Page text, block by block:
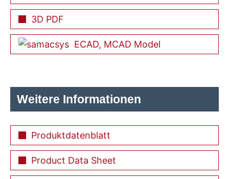
3D PDF
ECAD, MCAD Model
Weitere Informationen
Produktdatenblatt
Product Data Sheet